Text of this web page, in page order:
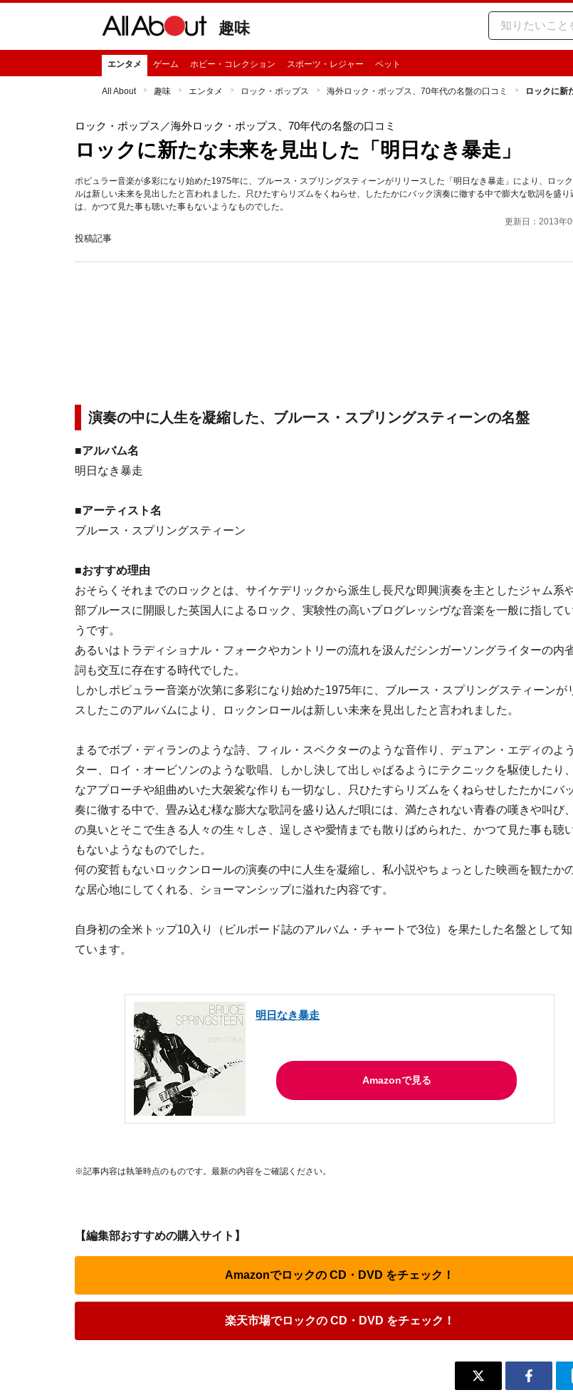
趣味
エンタメ ゲーム ホビー・コレクション スポーツ・レジャー ペット
All About 趣味 エンタメ ロック・ポップス 海外ロック・ポップス、70年代の名盤の口コミ ロックに新
ロック・ポップス ／海外ロック・ポップス、70年代の名盤の口コミ
ロックに新たな未来を見出した「明日なき暴走」
ポピュラー音楽が多彩になり始めた1975年に、ブルース・スプリングスティーンがリリースした「明日なき暴走」により、ロッ
ルは新しい未来を見出したと言われました。只ひたすらリズムをくねらせ、したたかにバック演奏に徹する中で膨大な歌詞を盛り
は、かつて見た事も聴いた事もないようなものでした。
更新日：2013年
投稿記事
演奏の中に人生を凝縮した、ブルース・スプリングスティーンの名盤
■アルバム名
明日なき暴走
■アーティスト名
ブルース・スプリングスティーン
■おすすめ理由
おそらくそれまでのロックとは、サイケデリックから派生し長尺な即興演奏を主としたジャム系
部ブルースに開眼した英国人によるロック、実験性の高いプログレッシヴな音楽を一般に指して
うです。
あるいはトラディショナル・フォークやカントリーの流れを汲んだシンガーソングライターの内
詞も交互に存在する時代でした。
しかしポピュラー音楽が次第に多彩になり始めた1975年に、ブルース・スプリングスティーンが
スしたこのアルバムにより、ロックンロールは新しい未来を見出したと言われました。
まるでボブ・ディランのような詩、フィル・スペクターのような音作り、デュアン・エディのよ
ター、ロイ・オービソンのような歌唱、しかし決して出しゃばるようにテクニックを駆使したり
なアプローチや組曲めいた大袈裟な作りも一切なし、只ひたすらリズムをくねらせしたたかにバ
奏に徹する中で、畳み込む様な膨大な歌詞を盛り込んだ唄には、満たされない青春の嘆きや叫び
の臭いとそこで生きる人々の生々しさ、逞しさや愛情までも散りばめられた、かつて見た事も聴
もないようなものでした。
何の変哲もないロックンロールの演奏の中に人生を凝縮し、私小説やちょっとした映画を観たか
な居心地にしてくれる、ショーマンシップに溢れた内容です。
自身初の全米トップ10入り（ビルボード誌のアルバム・チャートで3位）を果たした名盤として
ています。
明日なき暴走
Amazonで見る
※記事内容は執筆時点のものです。最新の内容をご確認ください。
【編集部おすすめの購入サイト】
Amazonでロックの CD・DVD をチェック！
楽天市場でロックの CD・DVD をチェック！